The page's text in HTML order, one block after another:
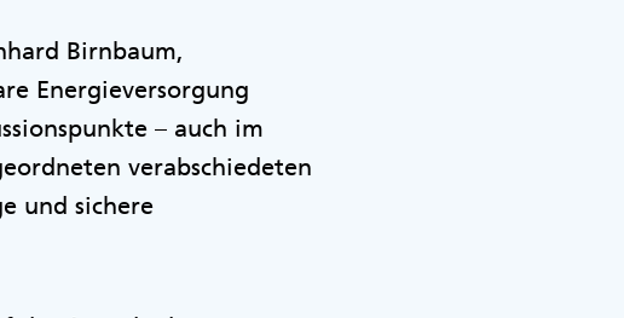
Birnbaum,
Energieversorgung
– auch im
verabschiedeten
und sichere